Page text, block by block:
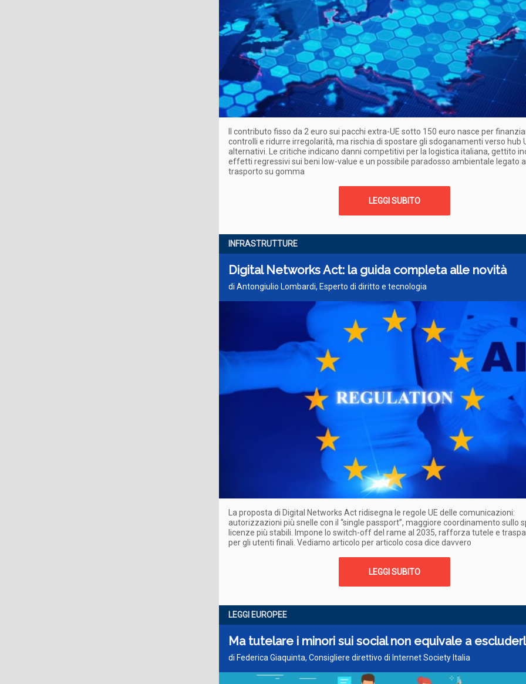
Il contributo fisso da 2 euro sui pacchi extra-UE sotto 150 euro nasce per
controlli e ridurre irregolarità, ma rischia di spostare gli sdoganamenti verso hub
alternativi. Le critiche indicano danni competitivi per la logistica italiana, gettito
effetti regressivi sui beni low-value e un possibile paradosso ambientale legato
trasporto su gomma
LEGGI SUBITO
INFRASTRUTTURE
Digital Networks Act: la guida completa alle novità
di Antongiulio Lombardi, Esperto di diritto e tecnologia
La proposta di Digital Networks Act ridisegna le regole UE delle comunicazioni:
autorizzazioni più snelle con il “single passport”, maggiore coordinamento sullo
licenze più stabili. Impone lo switch-off del rame al 2035, rafforza tutele e
per gli utenti finali. Vediamo articolo per articolo cosa dice davvero
LEGGI SUBITO
LEGGI EUROPEE
Ma tutelare i minori sui social non equivale a
di Federica Giaquinta, Consigliere direttivo di Internet Society Italia